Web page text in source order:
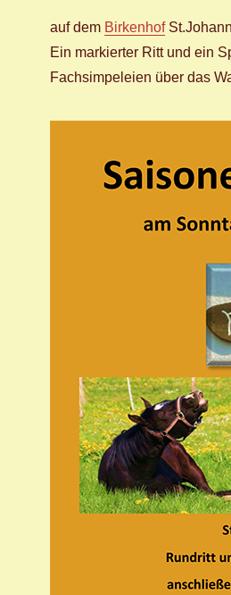
auf dem Birkenhof
Ein markierter Ritt und ein
Fachsimpeleien über das